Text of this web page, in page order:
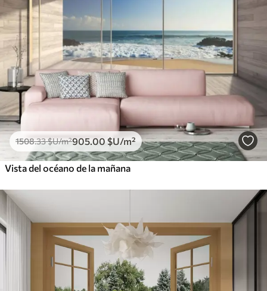
1508.33$U/m²905.00 $U/m²
Vista del océano de la mañana